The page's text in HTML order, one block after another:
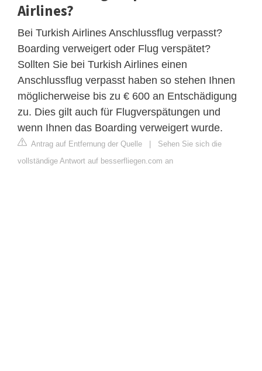
Airlines?
Bei Turkish Airlines Anschlussflug verpasst?
Boarding verweigert oder Flug verspätet?
Sollten Sie bei Turkish Airlines einen
Anschlussflug verpasst haben so stehen Ihnen
möglicherweise bis zu € 600 an Entschädigung
zu. Dies gilt auch für Flugverspätungen und
wenn Ihnen das Boarding verweigert wurde.
Antrag auf Entfernung der Quelle | Sehen Sie sich die
vollständige Antwort auf besserfliegen.com an